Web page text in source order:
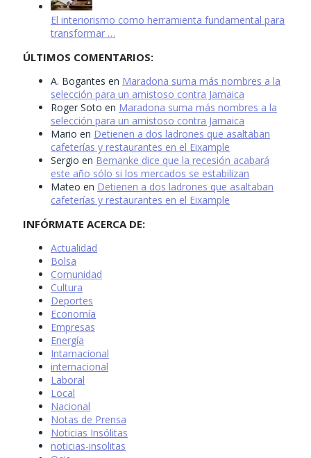
El interiorismo como herramienta fundamental para
transformar …
ÚLTIMOS COMENTARIOS:
A. Bogantes en Maradona suma más nombres a la
selección para un amistoso contra Jamaica
Roger Soto en Maradona suma más nombres a la
selección para un amistoso contra Jamaica
Mario en Detienen a dos ladrones que asaltaban
cafeterías y restaurantes en el Eixample
Sergio en Bernanke dice que la recesión acabará
este año sólo si los mercados se estabilizan
Mateo en Detienen a dos ladrones que asaltaban
cafeterías y restaurantes en el Eixample
INFÓRMATE ACERCA DE:
Actualidad
Bolsa
Comunidad
Cultura
Deportes
Economía
Empresas
Energía
Intarnacional
internacional
Laboral
Local
Nacional
Notas de Prensa
Noticias Insólitas
noticias-insolitas